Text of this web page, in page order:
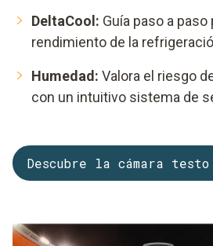
DeltaCool: Guía paso a paso
rendimiento de la
Humedad: Valora el riesgo
con un intuitivo sistema de
Descubre la cámara